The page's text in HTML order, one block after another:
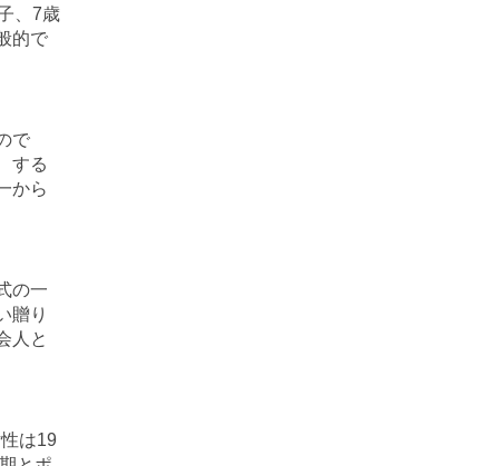
、7歳
的で
で
する
から
の一
贈り
人と
は19